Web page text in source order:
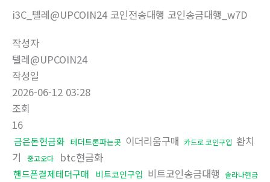
i3C_텔레@UPCOIN24 코인전송대행 코인송금대행_w7D
작성자
텔레@UPCOIN24
작성일
2026-06-12 03:28
조회
16
금은돈현금화 테더트론파는곳 이더리움구매 카드로 코인구입 환치
기
중고오다 btc현금화
핸드폰결제테더구매 비트코인구입 비트코인송금대행 솔라나현금